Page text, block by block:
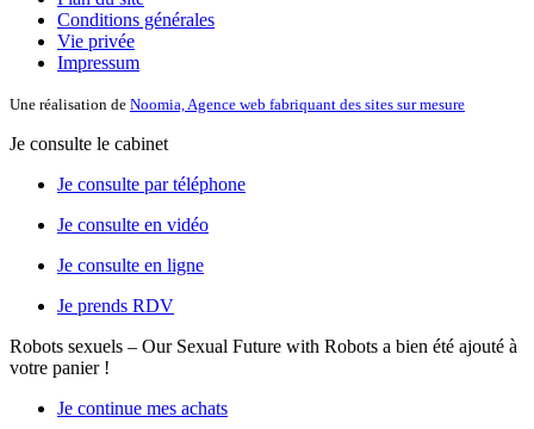
Conditions générales
Vie privée
Impressum
Une réalisation de Noomia, Agence web fabriquant des sites sur mesure
Je consulte le cabinet
Je consulte par téléphone
Je consulte en vidéo
Je consulte en ligne
Je prends RDV
Robots sexuels – Our Sexual Future with Robots a bien été ajouté à
votre panier !
Je continue mes achats